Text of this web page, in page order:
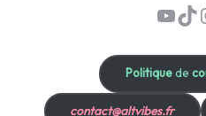
Politiquede
contact@altvibes.fr